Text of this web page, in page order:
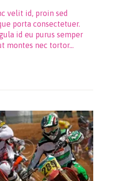
velit id, proin sed
porta consectetuer.
id eu purus semper
montes nec tortor…